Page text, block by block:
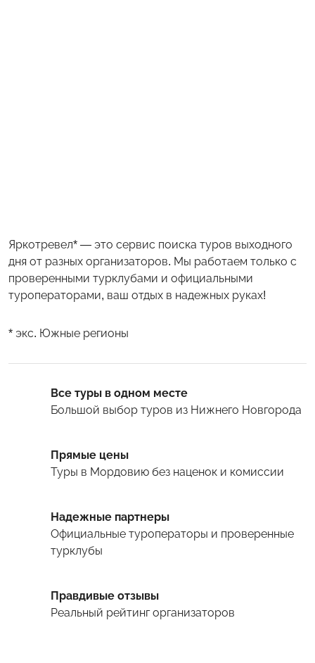
Яркотревел* — это сервис поиска туров выходного
дня от разных организаторов. Мы работаем только с
проверенными турклубами и официальными
туроператорами, ваш отдых в надежных руках!
* экс. Южные регионы
Все туры в одном месте
Большой выбор туров из Нижнего Новгорода
Прямые цены
Туры в Мордовию без наценок и комиссии
Надежные партнеры
Официальные туроператоры и проверенные
турклубы
Правдивые отзывы
Реальный рейтинг организаторов